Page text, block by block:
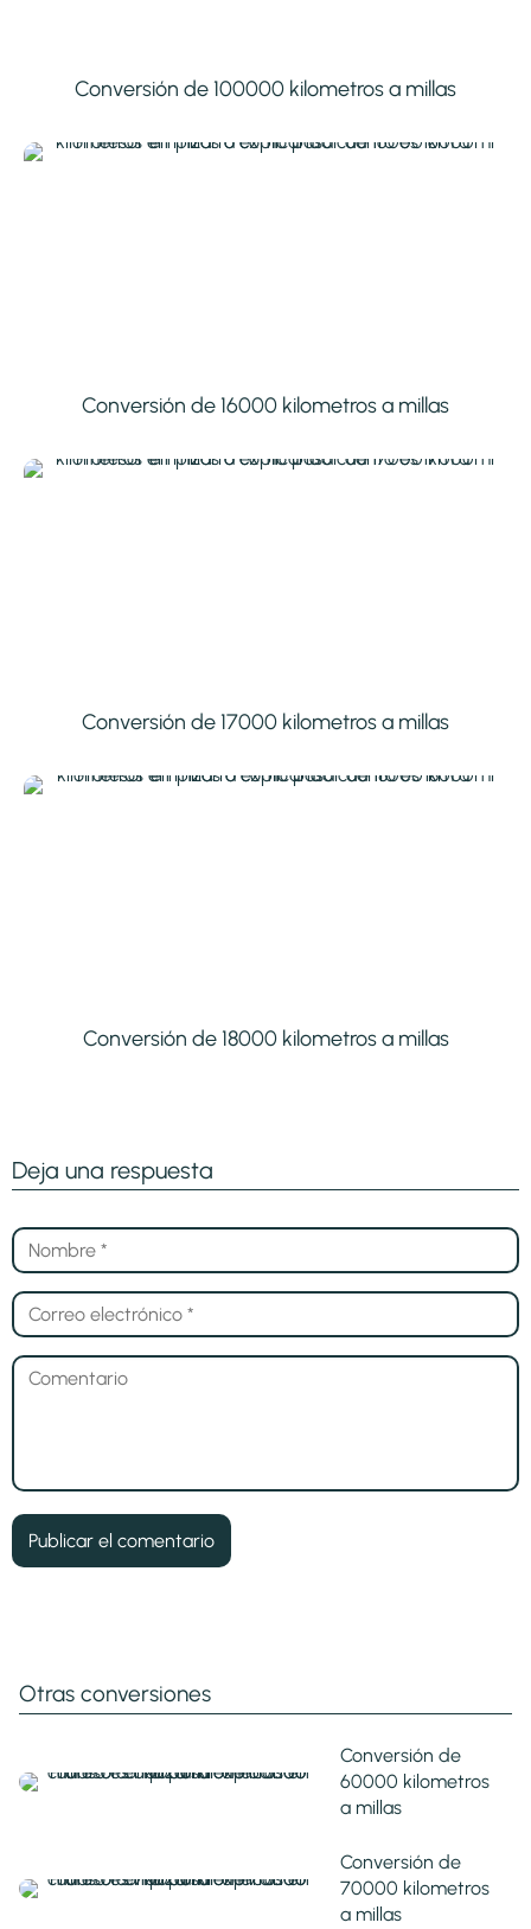
Conversión de 100000 kilometros a millas
Conversión de 16000 kilometros a millas
Conversión de 17000 kilometros a millas
Conversión de 18000 kilometros a millas
Deja una respuesta
Otras conversiones
Conversión de
60000 kilometros
a millas
Conversión de
70000 kilometros
a millas